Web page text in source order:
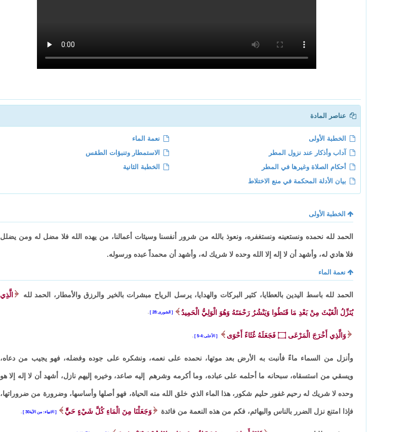
عناصر المادة
الخطبة الأولى
نعمة الماء
آداب وأذكار عند نزول المطر
الاستمطار وتنبؤات الطقس
أحكام الصلاة وغيرها في المطر
الخطبة الثانية
بيان الأدلة المحكمة في منع الاختلاط
الخطبة الأولى
الحمد لله نحمده ونستعينه ونستغفره، ونعوذ بالله من شرور أنفسنا وسيئات أعمالنا، من يهده الله فلا مضل له ومن يضلل
فلا هادي له، وأشهد أن لا إله إلا الله وحده لا شريك له، وأشهد أن محمداً عبده ورسوله.
نعمة الماء
الحمد لله باسط اليدين بالعطايا، كثير البركات والهدايا، يرسل الرياح مبشرات بالخير والرزق والأمطار، الحمد لله الَّذِي
يُنَزِّلُ الْغَيْثَ مِنْ بَعْدِ مَا قَنَطُوا وَيَنْشُرُ رَحْمَتَهُ وَهُوَ الْوَلِيُّ الْحَمِيدُ الشورى:28
وَالَّذِي أَخْرَجَ الْمَرْعَى ۝ فَجَعَلَهُ غُثَاءً أَحْوَى الأعلى:4-5 .
وأنزل من السماء ماءً فأنبت به الأرض بعد موتها، نحمده على نعمه، ونشكره على جوده وفضله، فهو يجيب من دعاه،
ويسقي من استسقاه، سبحانه ما أحلمه على عباده، وما أكرمه وشرهم إليه صاعد، وخيره إليهم نازل، أشهد أن لا إله إلا هو
وحده لا شريك له رحيم غفور حليم شكور، هذا الماء الذي خلق الله منه الحياة، فهو أصلها وأساسها، وضرورة من ضروراتها،
فإذا امتنع نزل الضرر بالناس والبهائم، فكم من هذه النعمة من فائدة وَجَعَلْنَا مِنَ الْمَاءِ كُلَّ شَيْءٍ حَيٍّ الانبياء: من الآية30 .